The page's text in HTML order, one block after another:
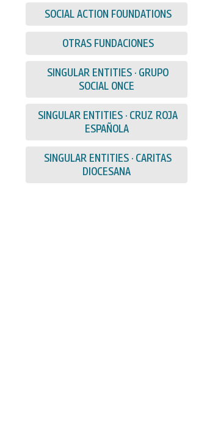
SOCIAL ACTION FOUNDATIONS
OTRAS FUNDACIONES
SINGULAR ENTITIES · GRUPO
SOCIAL ONCE
SINGULAR ENTITIES · CRUZ ROJA
ESPAÑOLA
SINGULAR ENTITIES · CARITAS
DIOCESANA